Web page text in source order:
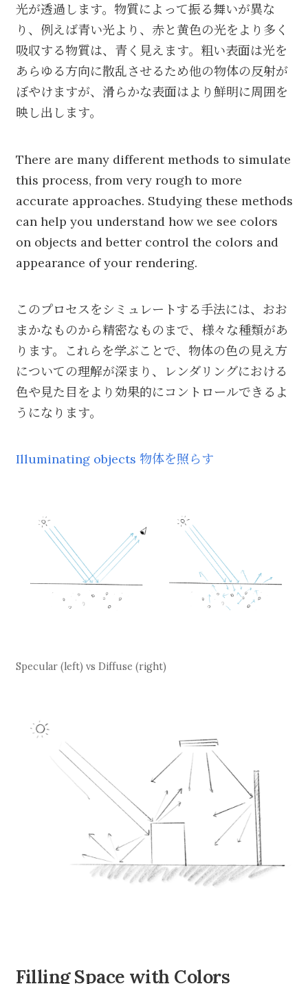
光が透過します。物質によって振る舞いが異な
り、例えば青い光より、赤と黄色の光をより多く
吸収する物質は、青く見えます。粗い表面は光を
あらゆる方向に散乱させるため他の物体の反射が
ぼやけますが、滑らかな表面はより鮮明に周囲を
映し出します。
There are many different methods to simulate
this process, from very rough to more
accurate approaches. Studying these methods
can help you understand how we see colors
on objects and better control the colors and
appearance of your rendering.
このプロセスをシミュレートする手法には、おお
まかなものから精密なものまで、様々な種類があ
ります。これらを学ぶことで、物体の色の見え方
についての理解が深まり、レンダリングにおける
色や見た目をより効果的にコントロールできるよ
うになります。
Illuminating objects 物体を照らす
Specular (left) vs Diffuse (right)
Filling Space with Colors